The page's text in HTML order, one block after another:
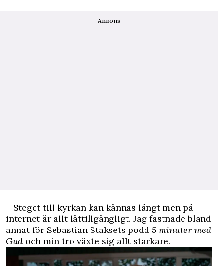
Annons
– Steget till kyrkan kan kännas långt men på
internet är allt lättillgängligt. Jag fastnade bland
annat för Sebastian Staksets podd 5 minuter med
Gud och min tro växte sig allt starkare.